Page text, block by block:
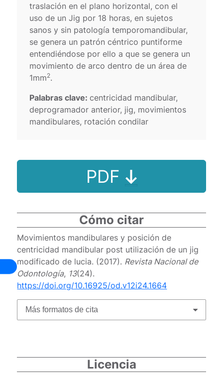
traslación en el plano horizontal, con el
uso de un Jig por 18 horas, en sujetos
sanos y sin patología temporomandibular,
se genera un patrón céntrico puntiforme
entendiéndose por ello a que se genera un
movimiento de arco dentro de un área de
1mm2.
Palabras clave:centricidad mandibular,
deprogramador anterior, jig, movimientos
mandibulares, rotación condilar
PDF
Cómo citar
Movimientos mandibulares y posición de
centricidad mandibular post utilización de un jig
modificado de lucia. (2017). Revista Nacional de
Odontología, 13(24).
https://doi.org/10.16925/od.v12i24.1664
Más formatos de cita
Licencia